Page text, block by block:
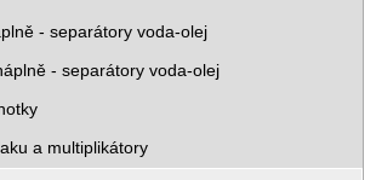
- separátory voda-olej
- separátory voda-olej
a multiplikátory